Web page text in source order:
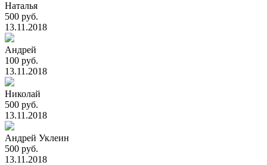
Наталья
500 руб.
13.11.2018
Андрей
100 руб.
13.11.2018
Николай
500 руб.
13.11.2018
Андрей Уклеин
500 руб.
13.11.2018